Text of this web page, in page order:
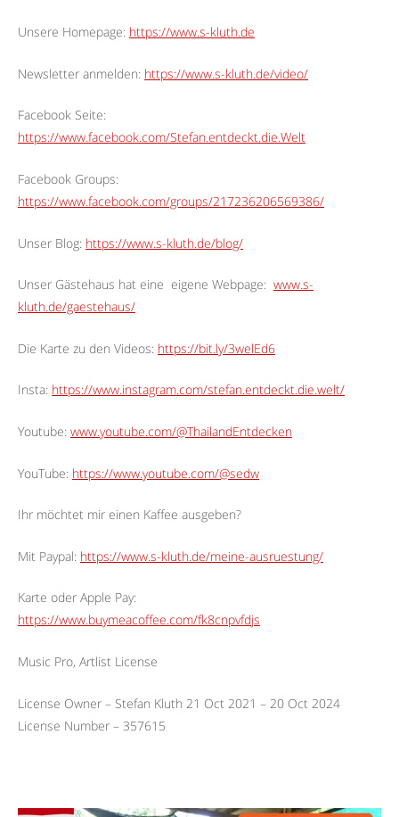
Unsere Homepage: https://www.s-kluth.de
Newsletter anmelden: https://www.s-kluth.de/video/
Facebook Seite:
https://www.facebook.com/Stefan.entdeckt.die.Welt
Facebook Groups:
https://www.facebook.com/groups/217236206569386/
Unser Blog: https://www.s-kluth.de/blog/
Unser Gästehaus hat eine eigene Webpage: www.s-
kluth.de/gaestehaus/
Die Karte zu den Videos: https://bit.ly/3welEd6
Insta: https://www.instagram.com/stefan.entdeckt.die.welt/
Youtube: www.youtube.com/@ThailandEntdecken
YouTube: https://www.youtube.com/@sedw
Ihr möchtet mir einen Kaffee ausgeben?
Mit Paypal: https://www.s-kluth.de/meine-ausruestung/
Karte oder Apple Pay:
https://www.buymeacoffee.com/fk8cnpvfdjs
Music Pro, Artlist License
License Owner – Stefan Kluth 21 Oct 2021 – 20 Oct 2024
License Number – 357615